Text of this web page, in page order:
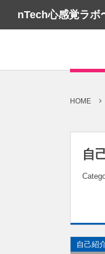
nTech心感覚ラボ
HOME
自
自己紹